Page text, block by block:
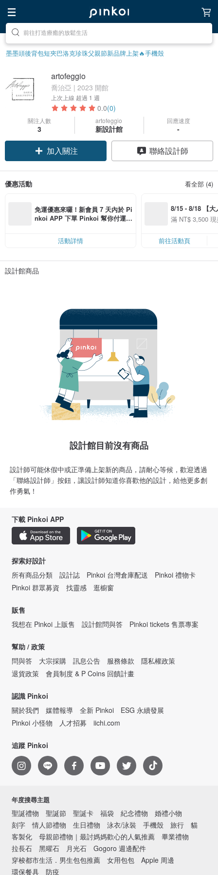
前往打造療癒的放鬆生活
前往尋找靈感吧
墨墨頭後背包短夾巴洛克珍珠父親節新品牌上架🔥手機殼
artofeggio
喬治亞 | 2023 開館
上次上線 超過 1 週
0.0(0)
關注人數
3
artofeggio
新設計館
回應速度
-
加入關注 聯絡設計師
優惠活動 看全部 (4)
免運優惠來囉！新會員 7 天內於 Pi
nkoi APP 下單 Pinkoi 幫你付運
活動詳情
8/15 - 8/18 【大
季】滿
50
滿 NT$ 3,500
前往活動頁
設計館商品
設計館目前沒有商品
設計師可能休假中或正準備上架新的商品，請耐心等候，歡迎透過
「聯絡設計師」按鈕，讓設計師知道你喜歡他的設計，給他更多創
作勇氣！
下載 Pinkoi APP
探索好設計
所有商品分類
設計誌 Pinkoi 台灣倉庫配送
Pinkoi 禮物卡
Pinkoi 群眾募資
找靈感 逛櫥窗
販售
我想在 Pinkoi 上販售
設計館問與答 Pinkoi tickets 售票專案
幫助 / 政策
問與答
大宗採購 訊息公告 服務條款
隱私權政策
退貨政策
會員制度 & P Coins 回饋計畫
認識 Pinkoi
關於我們
媒體報導 全新 Pinkoi
ESG 永續發展
Pinkoi 小怪物
人才招募 iichi.com
追蹤 Pinkoi
年度搜尋主題
聖誕禮物 聖誕節 聖誕卡 福袋 紀念禮物
婚禮小物
刻字
情人節禮物 生日禮物 泳衣/泳裝 手機殼 旅行
貓
客製化
母親節禮物｜最討媽媽歡心的人氣推薦
畢業禮物
拉長石
黑曜石 月光石
Gogoro 週邊配件
穿梭都市生活．男生包包推薦
女用包包
Apple 周邊
環保餐具
防疫